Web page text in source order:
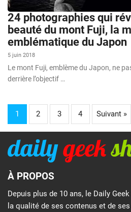
24 photographies qui
beauté du mont Fuji, la
emblématique du Japon
5 juin 2018
Le mont Fuji, emblème du Japon, ne
derrière l’objectif …
1 2 3 4 Suivant »
À PROPOS
Depuis plus de 10 ans, le Daily
la qualité de ses contenus et de